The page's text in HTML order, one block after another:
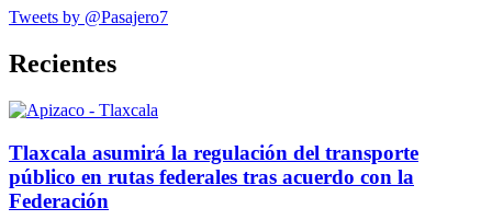
Tweets by @Pasajero7
Recientes
Tlaxcala asumirá la regulación del transporte
público en rutas federales tras acuerdo con la
Federación